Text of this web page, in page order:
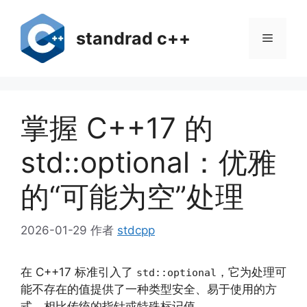
standrad c++ 菜
掌握 C++17 的
std::optional：优雅
的“可能为空”处理
2026-01-29 作者 stdcpp
在 C++17 标准引入了 std::optional ，它为处理可
能不存在的值提供了一种类型安全、易于使用的方